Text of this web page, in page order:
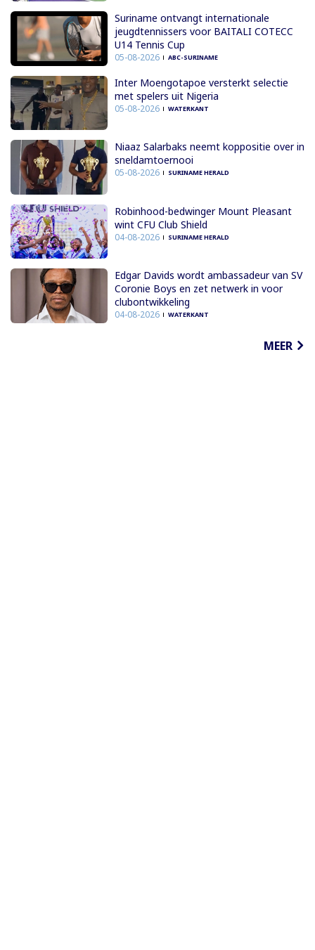
Suriname ontvangt internationale
jeugdtennissers voor BAITALI COTECC
U14 Tennis Cup
05-08-2026 ABC-SURINAME
Inter Moengotapoe versterkt selectie
met spelers uit Nigeria
05-08-2026 WATERKANT
Niaaz Salarbaks neemt koppositie over in
sneldamtoernooi
05-08-2026 SURINAME HERALD
Robinhood-bedwinger Mount Pleasant
wint CFU Club Shield
04-08-2026 SURINAME HERALD
Edgar Davids wordt ambassadeur van SV
Coronie Boys en zet netwerk in voor
clubontwikkeling
04-08-2026 WATERKANT
MEER